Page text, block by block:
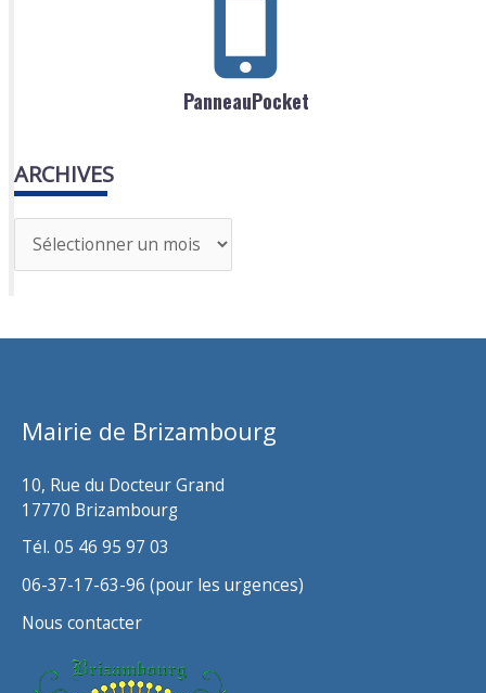
PanneauPocket
ARCHIVES
r
h
Mairie de Brizambourg
10, Rue du Docteur Grand
17770 Brizambourg
Tél. 05 46 95 97 03
06-37-17-63-96 (pour les urgences)
Nous contacter